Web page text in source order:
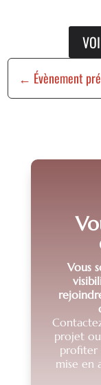
← Évènement
Vous
projet ou
profiter
mise en